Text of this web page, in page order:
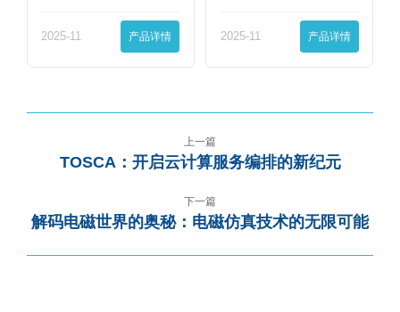
2025-11 产品详情 2025-11 产品详情
上一篇
TOSCA：开启云计算服务编排的新纪元
下一篇
解码电磁世界的奥秘：电磁仿真技术的无限可能